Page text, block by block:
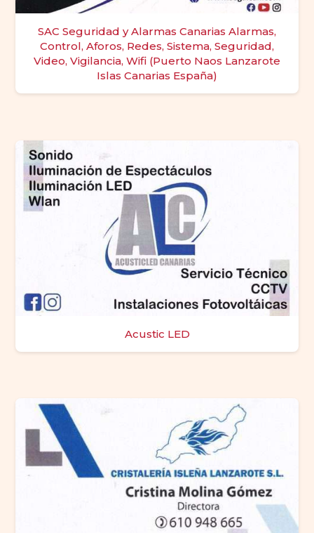
SAC Seguridad y Alarmas Canarias Alarmas,
Control, Aforos, Redes, Sistema, Seguridad,
Video, Vigilancia, Wifi (Puerto Naos Lanzarote
Islas Canarias España)
Acustic LED